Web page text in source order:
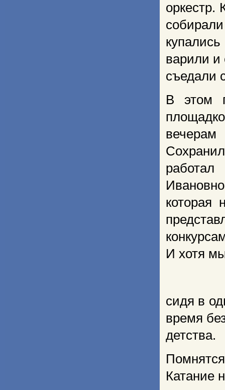
оркестр.
варили и
съедали
В этом
которая
И хотя
сидя в
время
детства.
Катание